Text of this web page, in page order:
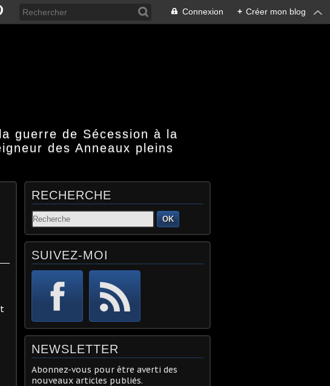
Connexion + Créer mon blog
guerre de Sécession à la
des Anneaux pleins
RECHERCHE
OK
SUIVEZ-MOI
NEWSLETTER
Abonnez-vous pour être averti des
nouveaux articles publiés.